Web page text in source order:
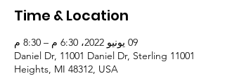
Time & Location
09 يونيو 2022، 6:30 م – 8:30 م
11001 Daniel Dr, 11001 Daniel Dr, Sterling
Heights, MI 48312, USA